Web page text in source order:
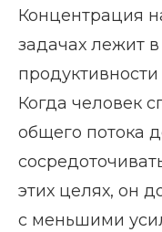
Концентрация
задачах лежит
Когда человек
общего потока
этих целях, он
с меньшими